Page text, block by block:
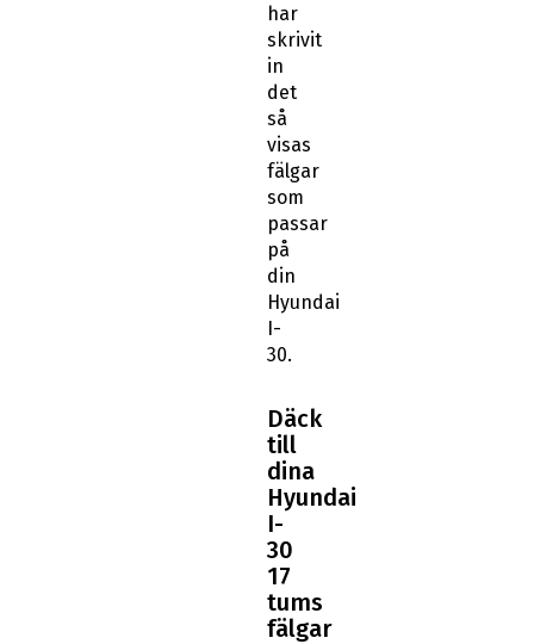
har
skrivit
in
det
så
visas
fälgar
som
passar
på
din
Hyundai
I-
30.
Däck
till
dina
Hyundai
I-
30
17
tums
fälgar